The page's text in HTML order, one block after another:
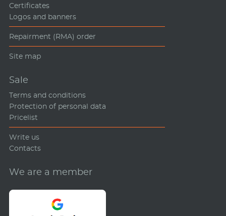
Certificates
Logos and banners
Repairment (RMA) order
Site map
Sale
Terms and conditions
Protection of personal data
Pricelist
Write us
Contacts
We are a member